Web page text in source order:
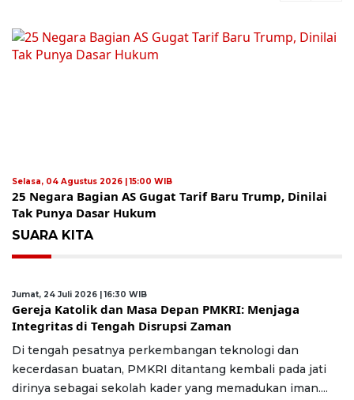
Selasa, 04 Agustus 2026 | 15:00 WIB
25 Negara Bagian AS Gugat Tarif Baru Trump, Dinilai
Tak Punya Dasar Hukum
SUARA KITA
Jumat, 24 Juli 2026 | 16:30 WIB
Gereja Katolik dan Masa Depan PMKRI: Menjaga
Integritas di Tengah Disrupsi Zaman
Di tengah pesatnya perkembangan teknologi dan
kecerdasan buatan, PMKRI ditantang kembali pada jati
dirinya sebagai sekolah kader yang memadukan iman....